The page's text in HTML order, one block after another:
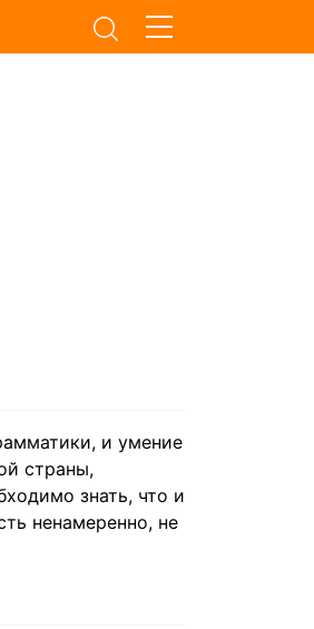
и умение
страны,
знать, что и
ненамеренно, не